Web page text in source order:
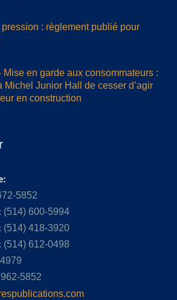
pression : règlement publié pour
en garde aux consommateurs :
Michel Junior Hall de cesser d’agir
en construction
5852
(514) 600-5994
(514) 418-3920
(514) 612-0498
5852